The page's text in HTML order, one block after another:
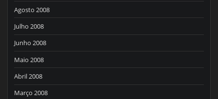
Agosto 2008
Julho 2008
Junho 2008
Maio 2008
Abril 2008
Março 2008